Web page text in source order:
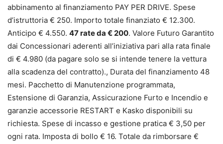
abbinamento al finanziamento PAY PER DRIVE. Spese
d’istruttoria € 250. Importo totale finanziato € 12.300.
Anticipo € 4.550. 47 rate da € 200. Valore Futuro Garantito
dai Concessionari aderenti all’iniziativa pari alla rata finale
di € 4.980 (da pagare solo se si intende tenere la vettura
alla scadenza del contratto)., Durata del finanziamento 48
mesi. Pacchetto di Manutenzione programmata,
Estensione di Garanzia, Assicurazione Furto e Incendio e
garanzie accessorie RESTART e Kasko disponibili su
richiesta. Spese di incasso e gestione pratica € 3,50 per
ogni rata. Imposta di bollo € 16. Totale da rimborsare €